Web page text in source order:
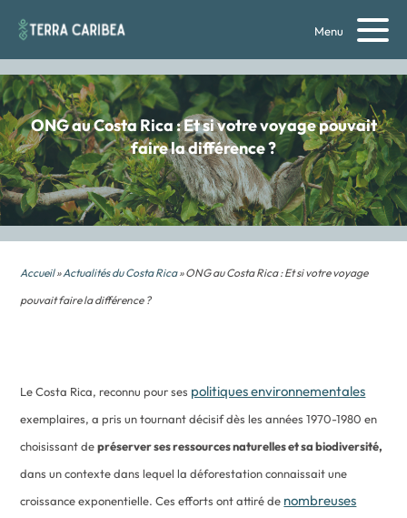
Menu
ONG au Costa Rica : Et si votre voyage pouvait
faire la différence ?
Accueil»Actualités du Costa Rica» ONG au Costa Rica : Et si votre voyage
pouvait faire la différence ?
Le Costa Rica, reconnu pour ses politiques environnementales
exemplaires, a pris un tournant décisif dès les années 1970-1980 en
choisissant depréserver ses ressources naturelles et sa biodiversité,
dans un contexte dans lequel la déforestation connaissait une
croissance exponentielle. Ces efforts ont attiré de nombreuses